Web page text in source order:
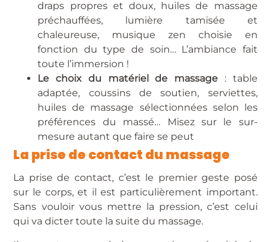
draps propres et doux, huiles de massage
préchauffées, lumière tamisée et
chaleureuse, musique zen choisie en
fonction du type de soin… L’ambiance fait
toute l’immersion !
Le choix du matériel de massage : table
adaptée, coussins de soutien, serviettes,
huiles de massage sélectionnées selon les
préférences du massé… Misez sur le sur-
mesure autant que faire se peut
La prise de contact du massage
La prise de contact, c’est le premier geste posé
sur le corps, et il est particulièrement important.
Sans vouloir vous mettre la pression, c’est celui
qui va dicter toute la suite du massage.